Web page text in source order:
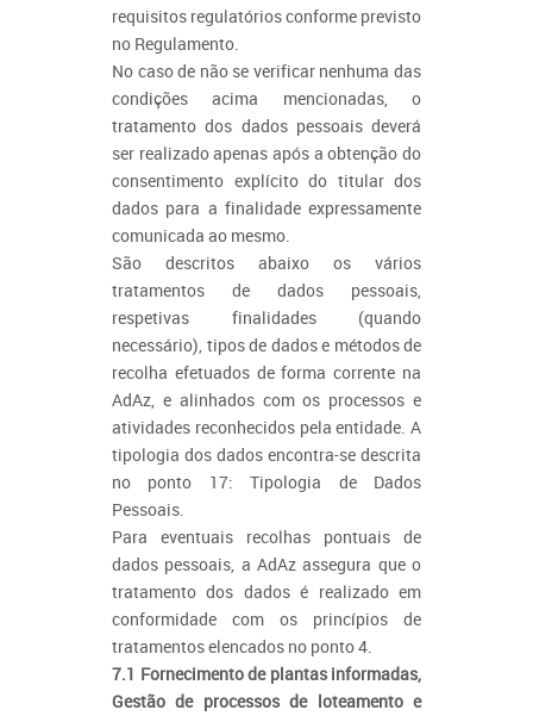
requisitos regulatórios conforme previsto
no Regulamento.
No caso de não se verificar nenhuma das
condições acima mencionadas, o
tratamento dos dados pessoais deverá
ser realizado apenas após a obtenção do
consentimento explícito do titular dos
dados para a finalidade expressamente
comunicada ao mesmo.
São descritos abaixo os vários
tratamentos de dados pessoais,
respetivas finalidades (quando
necessário), tipos de dados e métodos de
recolha efetuados de forma corrente na
AdAz, e alinhados com os processos e
atividades reconhecidos pela entidade. A
tipologia dos dados encontra-se descrita
no ponto 17: Tipologia de Dados
Pessoais.
Para eventuais recolhas pontuais de
dados pessoais, a AdAz assegura que o
tratamento dos dados é realizado em
conformidade com os princípios de
tratamentos elencados no ponto 4.
7.1 Fornecimento de plantas informadas,
Gestão de processos de loteamento e